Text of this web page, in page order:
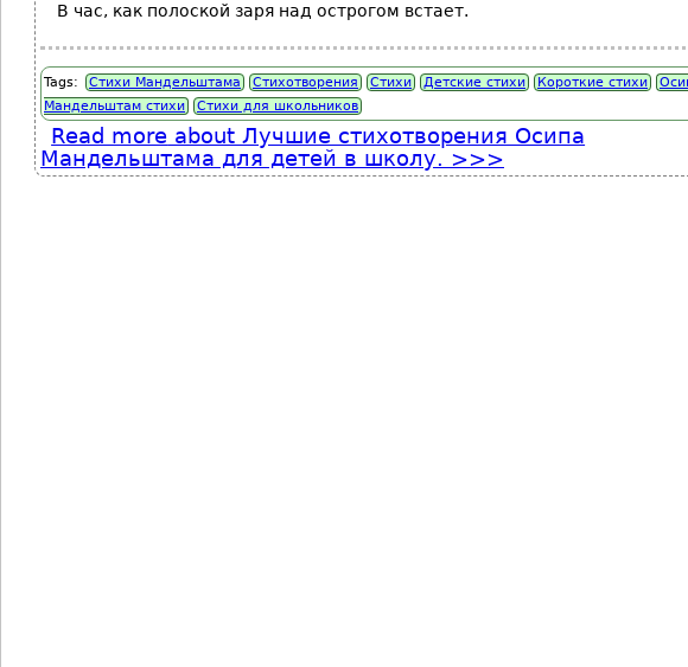
В час, как полоской заря над острогом встает.
Tags: Стихи Мандельштама Стихотворения Стихи Детские стихи Короткие стихи
Мандельштам стихи
Стихи для школьников
Read more about Лучшие стихотворения Осипа
Мандельштама для детей в школу.